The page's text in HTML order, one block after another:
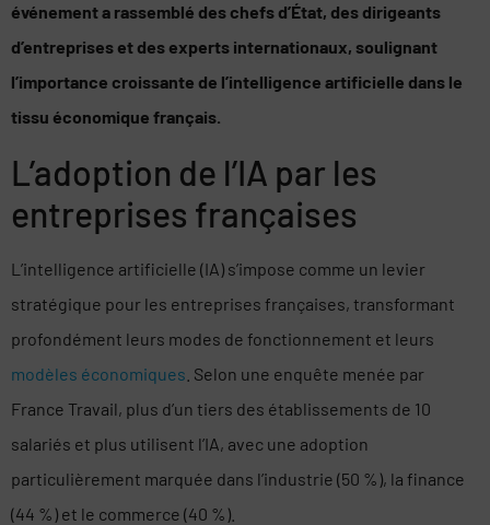
événement a rassemblé des chefs d’État, des dirigeants
d’entreprises et des experts internationaux, soulignant
l’importance croissante de l’intelligence artificielle dans le
tissu économique français.
L’adoption de l’IA par les
entreprises françaises
L’intelligence artificielle (IA) s’impose comme un levier
stratégique pour les entreprises françaises, transformant
profondément leurs modes de fonctionnement et leurs
modèles économiques . Selon une enquête menée par
France Travail, plus d’un tiers des établissements de 10
salariés et plus utilisent l’IA, avec une adoption
particulièrement marquée dans l’industrie (50 %), la finance
(44 %) et le commerce (40 %).